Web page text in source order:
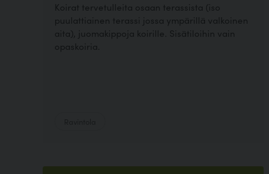
Koirat tervetulleita osaan terassista (iso
puulattiainen terassi jossa ympärillä valkoinen
aita), juomakippoja koirille. Sisätiloihin vain
opaskoiria.